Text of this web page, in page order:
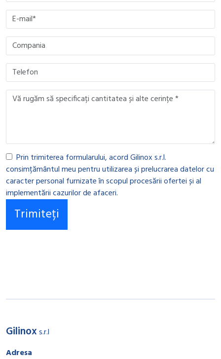
Prin trimiterea formularului, acord Gilinox s.r.l.
consimțământul meu pentru utilizarea și prelucrarea datelor cu
caracter personal furnizate în scopul procesării ofertei și al
implementării cazurilor de afaceri.
Gilinoxs.r.l
Adresa